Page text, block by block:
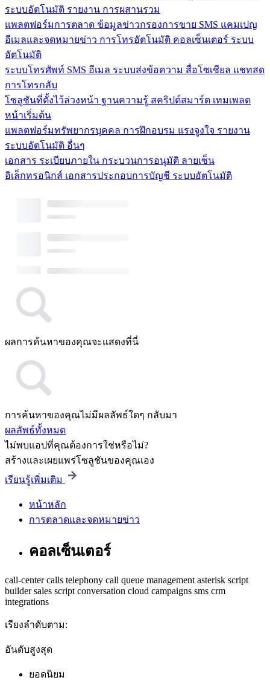
ระบบอัตโนมัติ รายงาน การผสานรวม
แพลตฟอร์มการตลาด ข้อมูลข่าวกรองการขาย SMS แคมเปญ
อีเมลและจดหมายข่าว การโทรอัตโนมัติ คอลเซ็นเตอร์ ระบบ
อัตโนมัติ
ระบบโทรศัพท์ SMS อีเมล ระบบส่งข้อความ สื่อโซเชียล แชทสด
การโทรกลับ
โซลูชันที่ตั้งไว้ล่วงหน้า ฐานความรู้ สคริปต์สมาร์ต เทมเพลต
หน้าเริ่มต้น
แพลตฟอร์มทรัพยากรบุคคล การฝึกอบรม แรงจูงใจ รายงาน
ระบบอัตโนมัติ อื่นๆ
เอกสาร ระเบียบภายใน กระบวนการอนุมัติ ลายเซ็น
อิเล็กทรอนิกส์ เอกสารประกอบการบัญชี ระบบอัตโนมัติ
ผลการค้นหาของคุณจะแสดงที่นี่
การค้นหาของคุณไม่มีผลลัพธ์ใดๆ กลับมา
ผลลัพธ์ทั้งหมด
ไม่พบแอปที่คุณต้องการใช่หรือไม่?
สร้างและเผยแพร่โซลูชันของคุณเอง
เรียนรู้เพิ่มเติม
หน้าหลัก
การตลาดและจดหมายข่าว
คอลเซ็นเตอร์
call-center calls telephony call queue management asterisk script
builder sales script conversation cloud campaigns sms crm
integrations
เรียงลำดับตาม:
อันดับสูงสุด
ยอดนิยม